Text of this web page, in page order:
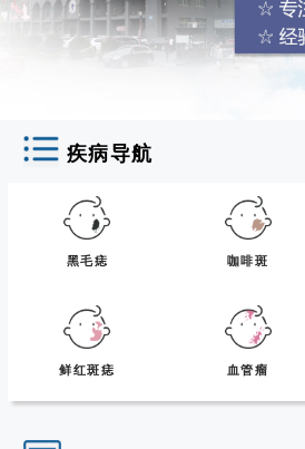
疾病导航
黑毛痣 咖啡斑
鲜红斑痣 血管瘤